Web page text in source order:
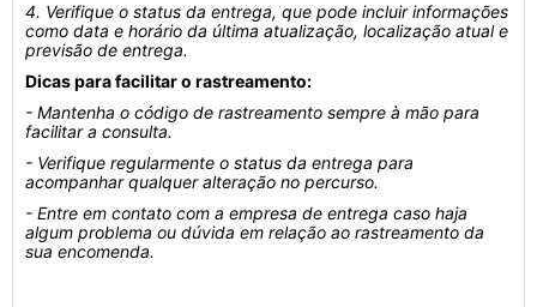
4. Verifique o status da entrega, que pode incluir informações
como data e horário da última atualização, localização atual e
previsão de entrega.
Dicas para facilitar o rastreamento:
- Mantenha o código de rastreamento sempre à mão para
facilitar a consulta.
- Verifique regularmente o status da entrega para
acompanhar qualquer alteração no percurso.
- Entre em contato com a empresa de entrega caso haja
algum problema ou dúvida em relação ao rastreamento da
sua encomenda.